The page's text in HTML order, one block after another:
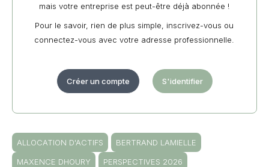
mais votre entreprise est peut-être déjà abonnée !
Pour le savoir, rien de plus simple, inscrivez-vous ou
connectez-vous avec votre adresse professionnelle.
Créer un compte S'identifier
ALLOCATION D'ACTIFS
BERTRAND LAMIELLE
MAXENCE DHOURY
PERSPECTIVES 2026